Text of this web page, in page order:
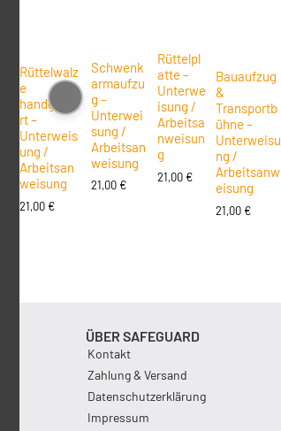
Rüttelwalz
e
handgefüh
rt –
Unterweis
ung /
Arbeitsan
weisung
21,00 €
Schwenk
armaufzu
g –
Unterwei
sung /
Arbeitsan
weisung
21,00 €
Rüttelpl
atte –
Unterwe
isung /
Arbeitsa
nweisun
g
21,00 €
Bauaufzug
&
Transportb
ühne –
Unterweisu
ng /
Arbeitsanw
eisung
21,00 €
ÜBER SAFEGUARD
Kontakt
Zahlung & Versand
Datenschutzerklärung
Impressum